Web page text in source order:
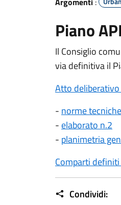
Piano API
Il Consiglio
via definitiva il
Atto
- norme tecniche
- elaborato n.2
- planimetria
Comparti
Condividi: